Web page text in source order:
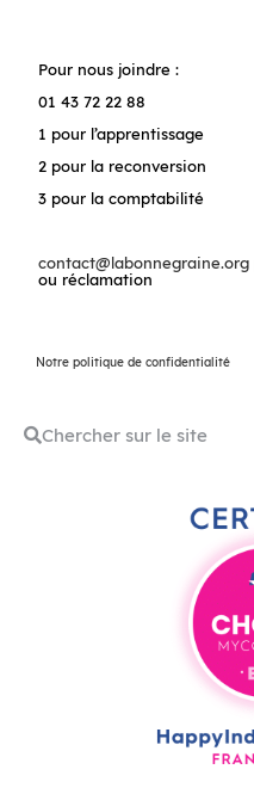
Pour nous joindre :
01 43 72 22 88
1 pour l’apprentissage
2 pour la reconversion
3 pour la comptabilité
contact@labonnegraine.org
ou réclamation
Notre politique de confidentialité